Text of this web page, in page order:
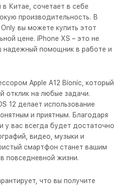
Китае, сочетает в себе
производительность. В
вы можете купить этот
цене. iPhone XS – это не
надежный помощник в работе и
Apple A12 Bionic, который
отклик на любые задачи.
12 делает использование
и приятным. Благодаря
у вас всегда будет достаточно
видео, музыки и
смартфон станет вашим
повседневной жизни.
что вы получите